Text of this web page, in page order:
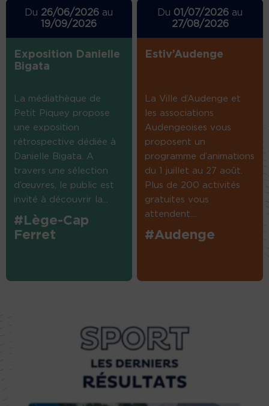
Du 26/06/2026 au
19/09/2026
Exposition Danielle
Bigata
La médiathèque de
Petit Piquey propose
une exposition
rétrospective dédiée à
Danielle Bigata. A
travers une sélection
d’œuvres, le public est
invité à découvrir la...
#Lège-Cap
Ferret
Du 01/07/2026 au
27/08/2026
Estiv’Audenge
La Ville d’Audenge et
les associations
Audengeoises vous
proposent un
programme d’animations
du 1 juillet au 27 août.
Plus de 200 activités
gratuites vous
attendent....
#Audenge